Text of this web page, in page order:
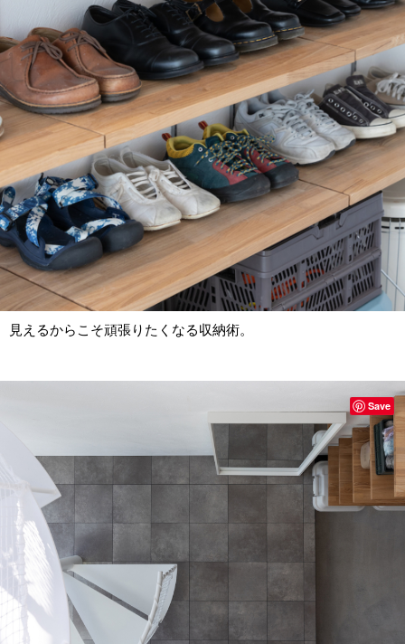
見えるからこそ頑張りたくなる収納術。
Save